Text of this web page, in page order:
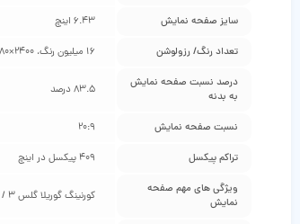
سایز صفحه نمایش 6.43 اینچ
تعداد رنگ/ رزولوشن 16 میلیون رنگ، 2400×1080 پیکسل
درصد نسبت صفحه نمایش
به بدنه
83.5 درصد
نسبت صفحه نمایش 20:9
تراکم پیکسل 409 پیکسل در اینچ
ویژگی‌ های مهم صفحه
نمایش
کورنینگ گوریلا گلس 3 / حداکثر روشنایی بین 450 نیت تا 1100 نیت